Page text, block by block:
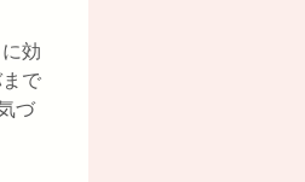
効
で
づ